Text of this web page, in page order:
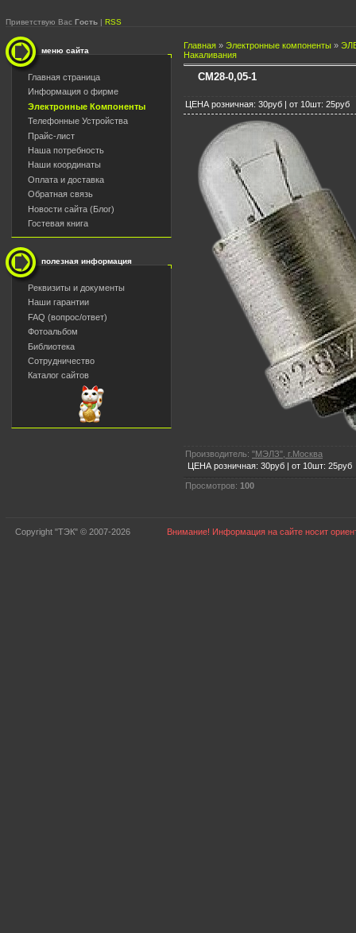
Приветствую Вас Гость | RSS
меню сайта
Главная страница
Информация о фирме
Электронные Компоненты
Телефонные Устройства
Прайс-лист
Наша потребность
Наши координаты
Оплата и доставка
Обратная связь
Новости сайта (Блог)
Гостевая книга
полезная информация
Реквизиты и документы
Наши гарантии
FAQ (вопрос/ответ)
Фотоальбом
Библиотека
Сотрудничество
Каталог сайтов
Главная » Электронные компоненты »
Накаливания
СМ28-0,05-1
ЦЕНА розничная: 30руб | от 10шт: 25руб
Производитель: "МЭЛЗ", г.Москва
ЦЕНА розничная: 30руб | от 10шт: 25руб
Просмотров: 100
Copyright "ТЭК" © 2007-2026 Внимание! Информация на сайте носит